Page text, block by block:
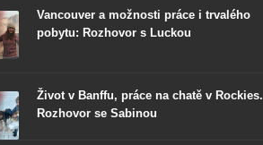
Vancouver a možnosti práce i trvalého
pobytu: Rozhovor s Luckou
Život v Banffu, práce na chatě v Rockies.
Rozhovor se Sabinou